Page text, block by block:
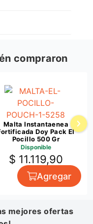
compraron
Malta Instantaenea
Doy Pack El
Pocillo 500 Gr
Disponible
$ 11.119,90
Agregar
mejores ofertas